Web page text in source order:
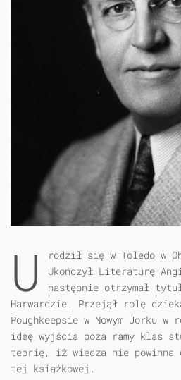
U
rodził się w Toledo w
Ukończył Literaturę
następnie otrzymał
Harwardzie. Przejął rolę
Poughkeepsie w Nowym Jorku w
ideę wyjścia poza ramy klas
teorię, iż wiedza nie powinna
tej książkowej.